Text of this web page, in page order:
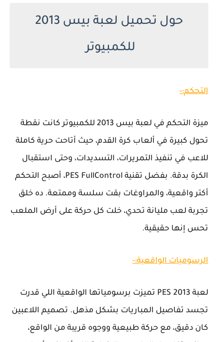
حول تحميل لعبة بيس 2013
للكمبيوتر
التحكم:-
ميزة التحكم في لعبة بيس 2013 للكمبيوتر كانت نقطة
تحول كبيرة في ألعاب كرة القدم، حيث أتاحت حرية كاملة
للاعب في تنفيذ التمريرات، التسديدات، وحتى استقبال
الكرة بدقة. بفضل تقنية PES FullControl، أصبح التحكم
أكتر واقعية، والمراوغات بقت سلسة وممتعة. ده خلق
تجربة لعب مليانة تحدي، خلت كل حركة على أرض الملعب
تحس إنها حقيقية.
الرسوميات الواقعية:-
لعبة PES 2013 تميزت برسومياتها الواقعية اللي قدرت
تجسد تفاصيل المباريات بشكل مذهل. تصميم اللاعبين
كان دقيق، مع حركة طبيعية ووجوه قريبة من الواقع،